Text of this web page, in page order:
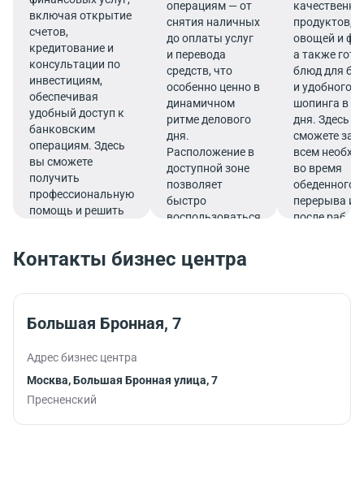
включая открытие
счетов,
кредитование и
консультации по
инвестициям,
обеспечивая
удобный доступ к
банковским
операциям. Здесь
вы сможете
получить
профессиональную
помощь и решить
комфортной
операциям — от
снятия наличных
до оплаты услуг
и перевода
средств, что
особенно ценно в
динамичном
ритме делового
дня.
Расположение в
доступной зоне
позволяет
быстро
воспользоваться
продуктов,
овощей и
а также
блюд для
и удобного
шопинга в
дня. Здесь
сможете
всем
во время
обеденного
перерыва
после
Контакты бизнес центра
Большая Бронная, 7
Адрес бизнес центра
Москва, Большая Бронная улица, 7
Пресненский